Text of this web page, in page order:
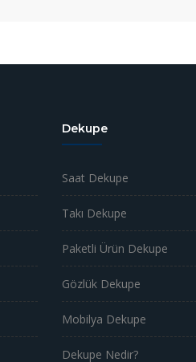
Dekupe
Saat Dekupe
Takı Dekupe
Paketli Ürün Dekupe
Gözlük Dekupe
Mobilya Dekupe
Dekupe Nedir?